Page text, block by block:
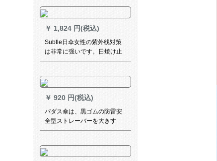
プレゼ共同購入オーダメール
ド经典（シンゲル）
￥ 1,824 円(税込)
Subtle日伞女性の紫外线対策
は非常に强いです。日焼け止
めの强い日焼け止めです。
￥ 920 円(税込)
パダス傘は、黒ゴムの防雷安
全型ストレーバーを大きす
る。ビジネ晴雨兼用傘31830